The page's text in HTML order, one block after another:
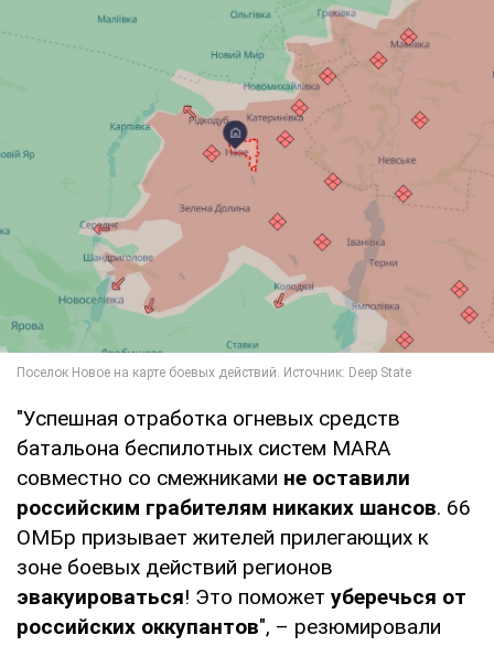
"Успешная отработка огневых средств
батальона беспилотных систем MARA
совместно со смежниками не оставили
российским грабителям никаких шансов. 66
ОМБр призывает жителей прилегающих к
зоне боевых действий регионов
эвакуироваться! Это поможет уберечься от
российских оккупантов", – резюмировали